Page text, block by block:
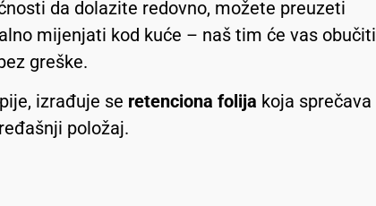
da dolazite redovno, možete preuzeti
mijenjati kod kuće – naš tim će vas obučiti
greške.
izrađuje se retenciona folija koja sprečava
položaj.